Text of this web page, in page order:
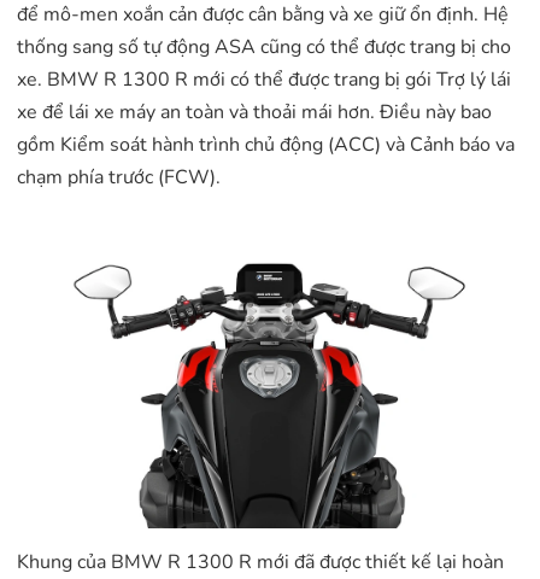
để mô-men xoắn cản được cân bằng và xe giữ ổn định. Hệ
thống sang số tự động ASA cũng có thể được trang bị cho
xe. BMW R 1300 R mới có thể được trang bị gói Trợ lý lái
xe để lái xe máy an toàn và thoải mái hơn. Điều này bao
gồm Kiểm soát hành trình chủ động (ACC) và Cảnh báo va
chạm phía trước (FCW).
Khung của BMW R 1300 R mới đã được thiết kế lại hoàn